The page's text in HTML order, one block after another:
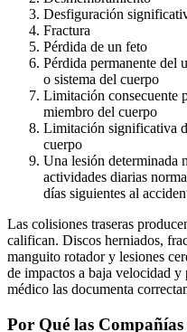
Desfiguración
Fractura
Pérdida de un feto
Pérdida permanente del
o sistema del cuerpo
Limitación consecuente
miembro del cuerpo
Limitación significativa
cuerpo
Una lesión determinada
actividades diarias
días siguientes al
Las colisiones traseras
califican. Discos herniados,
manguito rotador y lesiones
de impactos a baja velocidad
médico las documenta
Por Qué las